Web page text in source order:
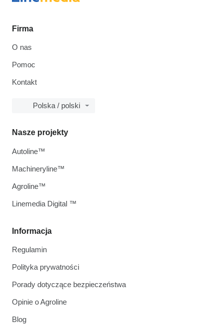
Firma
O nas
Pomoc
Kontakt
Polska / polski
Informacja
Regulamin
Polityka prywatności
Porady dotyczące bezpieczeństwa
Opinie o Agroline
Blog
Nasze projekty
Autoline™
Machineryline™
Agroline™
Linemedia Digital ™